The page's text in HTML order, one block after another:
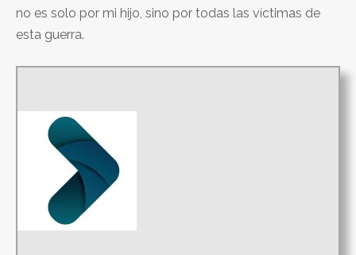
no es solo por mi hijo, sino por todas las víctimas de
esta guerra.